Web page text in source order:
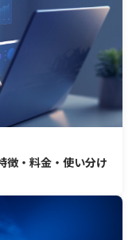
・料金・使い分け